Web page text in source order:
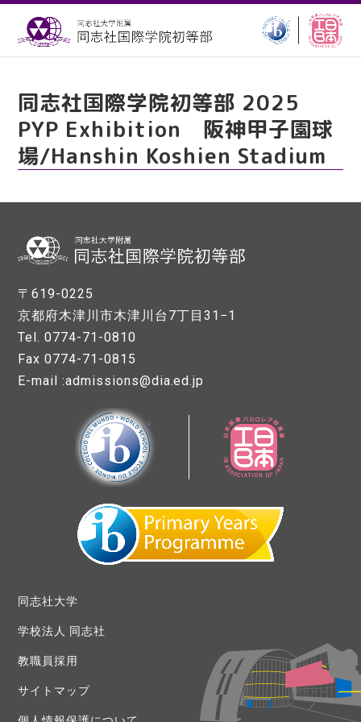
同志社国際学院初等部 2025
PYP Exhibition 阪神甲子園球
場/Hanshin Koshien Stadium
〒619-0225
京都府木津川市木津川台7丁目31−1
Tel. 0774-71-0810
Fax 0774-71-0815
E-mail :admissions@dia.ed.jp
同志社大学
学校法人 同志社
教職員採用
サイトマップ